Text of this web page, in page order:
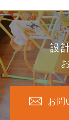
設
お問